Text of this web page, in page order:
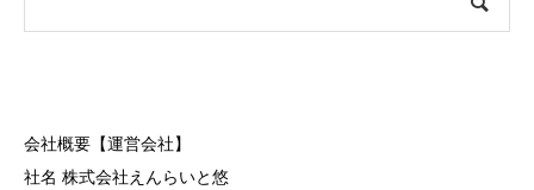
会社概要【運営会社】
社名 株式会社えんらいと悠